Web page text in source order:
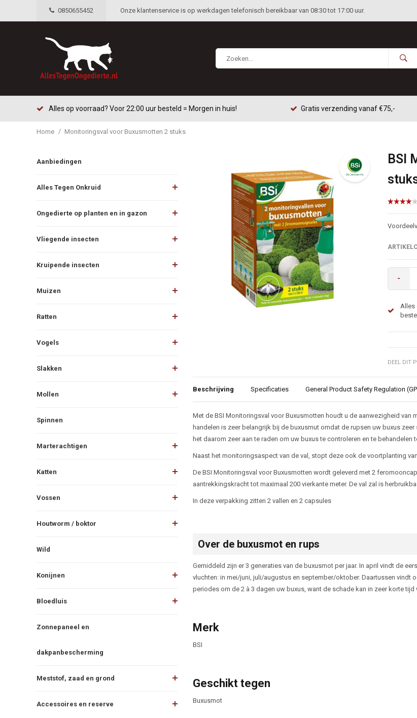
0850655452 Onze klantenservice is op werkdagen telefonisch bereikbaar van 08:30 tot 17:00 uur.
Alles op voorraad? Voor 22:00 uur besteld = Morgen in huis! Gratis verzending vanaf €75,-
Home / Monitoringsval voor Buxusmotten 2 stuks
Aanbiedingen
Alles Tegen Onkruid
Ongedierte op planten en in gazon
Vliegende insecten
Kruipende insecten
Muizen
Ratten
Vogels
Slakken
Mollen
Spinnen
Marterachtigen
Katten
Vossen
Houtworm / boktor
Wild
Konijnen
Bloedluis
Zonnepaneel en
dakpanbescherming
Meststof, zaad en grond
Accessoires en reserve
BSI
-
Alles
DEEL DIT
Beschrijving Specificaties General Product Safety Regulation
Beschrijving
Met de BSI Monitoringsval voor Buxusmotten houdt u de aanwezigheid
handelen is zeer belangrijk bij de buxusmut omdat de rupsen uw buxus
het daarom zeer aan te raden om uw buxus te controleren en te behandelen
Naast het monitoringsaspect van de val, stopt deze ook de voortplanting
De BSI Monitoringsval voor Buxusmotten wordt geleverd met 2
aantrekkingskracht tot maximaal 200 vierkante meter. De val zal is
In deze verpakking zitten 2 vallen en 2 capsules
Over de buxusmot en rups
Gemiddeld zijn er 3 generaties van de buxusmot per jaar. In april vindt de
vluchten: in mei/juni, juli/augustus en september/oktober. Daartussen vindt
periodes om de 2 à 3 dagen uw buxus, want de schade kan in zeer korte tijd
Merk
BSI
Geschikt tegen
Buxusmot